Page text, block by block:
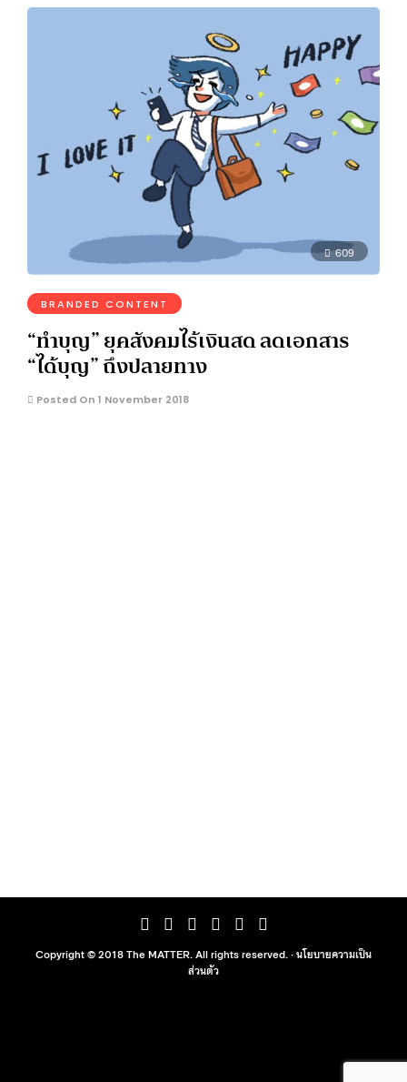
609
BRANDED CONTENT
“ทำบุญ” ยุคสังคมไร้เงินสด ลดเอกสาร
“ได้บุญ” ถึงปลายทาง
Posted On 1 November 2018
Copyright © 2018 The MATTER. All rights reserved. ·นโยบายความเป็น
ส่วนตัว